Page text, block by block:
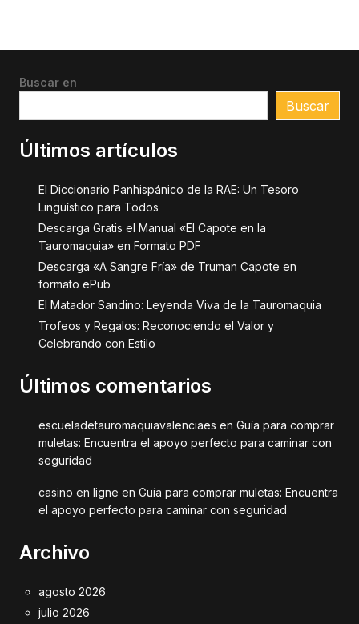
Buscar en
Buscar
Últimos artículos
El Diccionario Panhispánico de la RAE: Un Tesoro
Lingüístico para Todos
Descarga Gratis el Manual «El Capote en la
Tauromaquia» en Formato PDF
Descarga «A Sangre Fría» de Truman Capote en
formato ePub
El Matador Sandino: Leyenda Viva de la Tauromaquia
Trofeos y Regalos: Reconociendo el Valor y
Celebrando con Estilo
Últimos comentarios
escueladetauromaquiavalenciaes en Guía para comprar
muletas: Encuentra el apoyo perfecto para caminar con
seguridad
casino en ligne en Guía para comprar muletas: Encuentra
el apoyo perfecto para caminar con seguridad
Archivo
agosto 2026
julio 2026